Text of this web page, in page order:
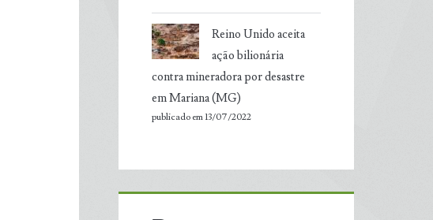
Reino Unido aceita
ação bilionária
contra mineradora por desastre
em Mariana (MG)
publicado em 13/07/2022